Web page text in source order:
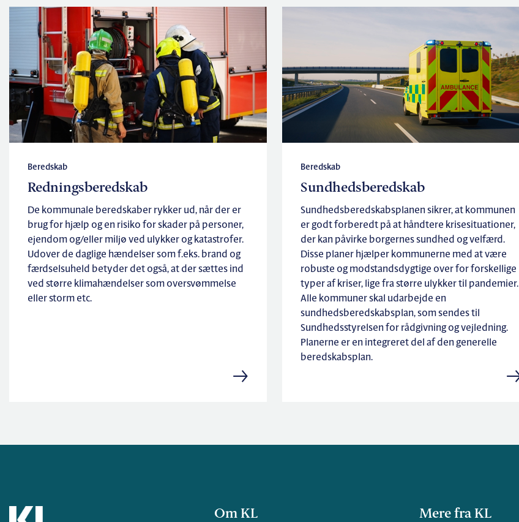
Beredskab
Redningsberedskab
De kommunale beredskaber rykker ud, når der er
brug for hjælp og en risiko for skader på personer,
ejendom og/eller miljø ved ulykker og katastrofer.
Udover de daglige hændelser som f.eks. brand og
færdselsuheld betyder det også, at der sættes ind
ved større klimahændelser som oversvømmelse
eller storm etc.
Beredskab
Sundhedsberedskab
Sundhedsberedskabsplanen sikrer, at kommunen
er godt forberedt på at håndtere krisesituationer,
der kan påvirke borgernes sundhed og velfærd.
Disse planer hjælper kommunerne med at være
robuste og modstandsdygtige over for forskellige
typer af kriser, lige fra større ulykker til pandemier.
Alle kommuner skal udarbejde en
sundhedsberedskabsplan, som sendes til
Sundhedsstyrelsen for rådgivning og vejledning.
Planerne er en integreret del af den generelle
beredskabsplan.
Om KL Mere fra KL